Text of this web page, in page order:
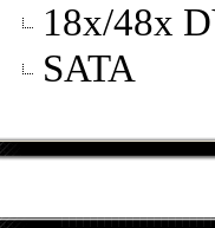
18x/48x
SATA